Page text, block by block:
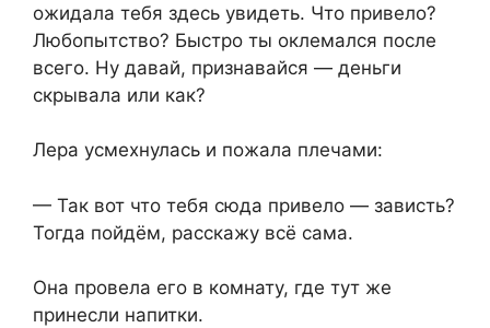
ожидала тебя здесь увидеть. Что привело?
Любопытство? Быстро ты оклемался после
всего. Ну давай, признавайся — деньги
скрывала или как?
Лера усмехнулась и пожала плечами:
— Так вот что тебя сюда привело — зависть?
Тогда пойдём, расскажу всё сама.
Она провела его в комнату, где тут же
принесли напитки.